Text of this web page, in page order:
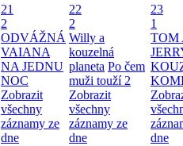
21
2
ODVÁŽNÁ
VAIANA
NA JEDNU
NOC
Zobrazit
všechny
záznamy ze
dne
22
2
Willy a
kouzelná
planeta Po čem
muži touží 2
Zobrazit
všechny
záznamy ze
dne
23
1
TOM
dne